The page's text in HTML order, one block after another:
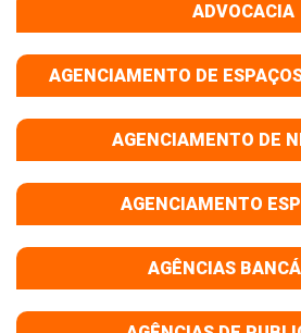
ADVOCACIA
AGENCIAMENTO DE
AGENCIAMENTO DE
AGENCIAMENTO
AGÊNCIAS